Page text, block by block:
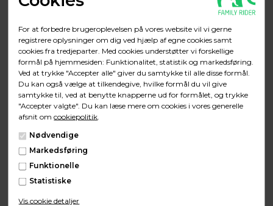
For at forbedre brugeroplevelsen på vores website vil vi gerne
registrere oplysninger om dig ved hjælp af egne cookies samt
cookies fra tredjeparter. Med cookies understøtter vi forskellige
formål på hjemmesiden: Funktionalitet, statistik og markedsføring.
Ved at trykke "Accepter alle" giver du samtykke til alle disse formål.
Du kan også vælge at tilkendegive, hvilke formål du vil give
samtykke til, ved at benytte knapperne ud for formålet, og trykke
"Accepter valgte". Du kan læse mere om cookies i vores generelle
afsnit omcookiepolitik
Nødvendige
Markedsføring
Funktionelle
Statistiske
Vis cookie detaljer
BOSCH Centermotor
Bosch Performance CX Cargo Line motoren er
specialfremstillet til netop elektriske ladcykler, og er
designet til at kunne trække op til 250kg.
Centermotoren har et output på 75Nm og op til
400% i støtte hvilket er optimalt med elektriske
ladcykler.
Motoren er designet til at udnytte op til 100% af
ydeevnen selv ved lave hastigheder. Dette kan især
mærkes når man sætter igang fra et lyskryds eller ved
bakkekørsel.